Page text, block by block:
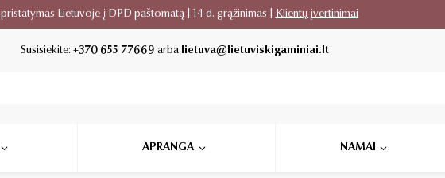
pristatymas Lietuvoje į DPD paštomatą | 14 d. grąžinimas | Klientų įvertinimai
Susisiekite:+370 655 77669 arba lietuva@lietuviskigaminiai.lt
APRANGA NAMAI